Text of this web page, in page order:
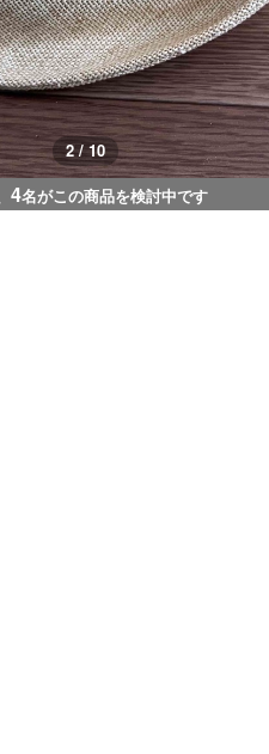
3 / 10
4名がこの商品を検討中です